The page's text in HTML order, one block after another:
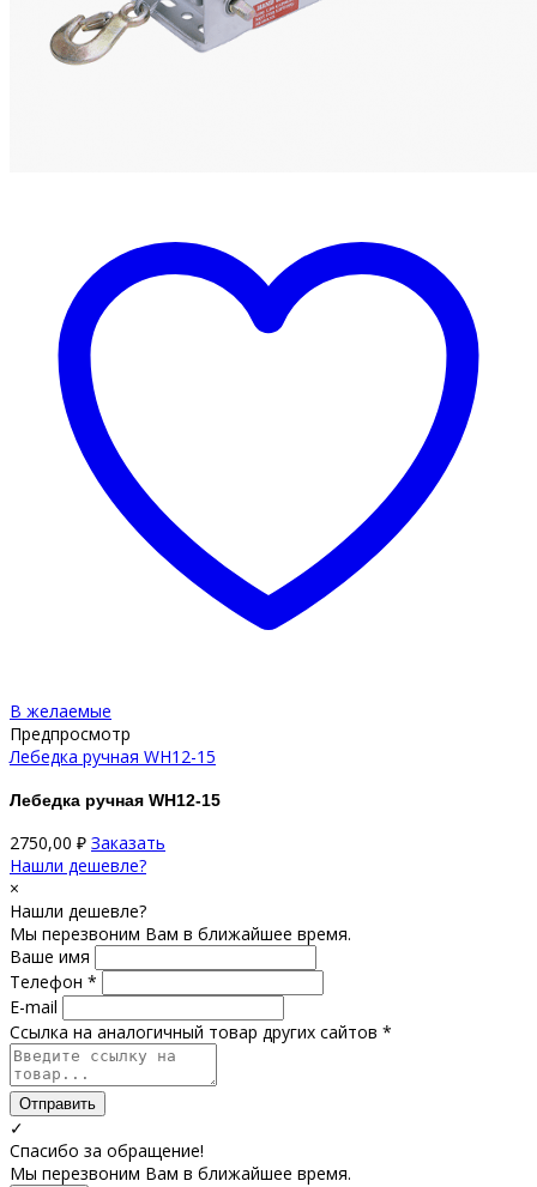
В желаемые
Предпросмотр
Лебедка ручная WH12-15
Лебедка ручная WH12-15
2750,00 ₽ Заказать
Нашли дешевле?
×
Нашли дешевле?
Мы перезвоним Вам в ближайшее время.
Ваше имя
Телефон *
E-mail
Ссылка на аналогичный товар других сайтов *
Отправить
✓
Спасибо за обращение!
Мы перезвоним Вам в ближайшее время.